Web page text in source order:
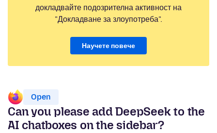
докладвайте подозрителна активност на
"Докладване за злоупотреба".
Научете повече
Open
Can you please add DeepSeek to the
AI chatboxes on the sidebar?